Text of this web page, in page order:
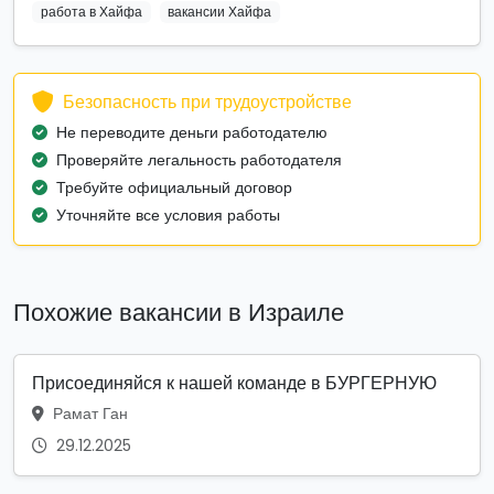
работа в Хайфа
вакансии Хайфа
Безопасность при трудоустройстве
Не переводите деньги работодателю
Проверяйте легальность работодателя
Требуйте официальный договор
Уточняйте все условия работы
Похожие вакансии в Израиле
Присоединяйся к нашей команде в БУРГЕРНУЮ
Рамат Ган
29.12.2025